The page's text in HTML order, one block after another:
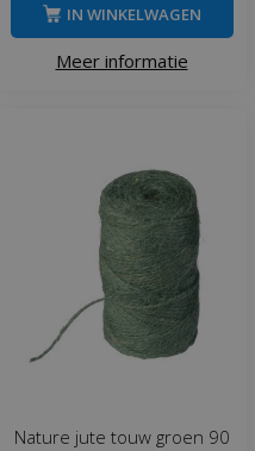
Meer informatie
IN WINKELWAGEN
Nature jute touw groen 90